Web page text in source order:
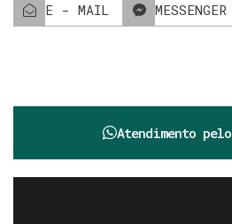
E - MAIL
MESSENGER
Atendimento pelo